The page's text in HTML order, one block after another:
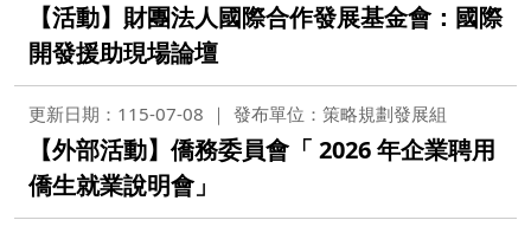
【活動】財團法人國際合作發展基金會：國際
開發援助現場論壇
更新日期：115-07-08 發布單位：策略規劃發展組
【外部活動】僑務委員會「 2026 年企業聘用
僑生就業說明會」